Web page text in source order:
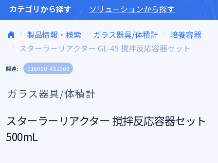
カテゴリから探す ソリューションから探す
製品情報・検索 ガラス器具/体積計
培養容器
スターラーリアクター GL-45 撹拌反応容器セット
関連: 016000-451000
ガラス器具/体積計
スターラーリアクター 撹拌反応容器セット
500mL